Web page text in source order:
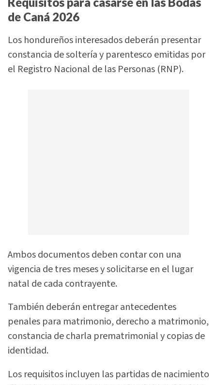
de Caná 2026
Los hondureños interesados deberán presentar
constancia de soltería y parentesco emitidas por
el Registro Nacional de las Personas (RNP).
Ambos documentos deben contar con una
vigencia de tres meses y solicitarse en el lugar
natal de cada contrayente.
También deberán entregar antecedentes
penales para matrimonio, derecho a matrimonio,
constancia de charla prematrimonial y copias de
identidad.
Los requisitos incluyen las partidas de nacimiento